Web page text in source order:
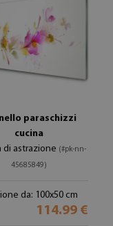
paraschizzi
cucina
di astrazione (#pk-nn-
45685849)
da: 100x50 cm
114.99 €